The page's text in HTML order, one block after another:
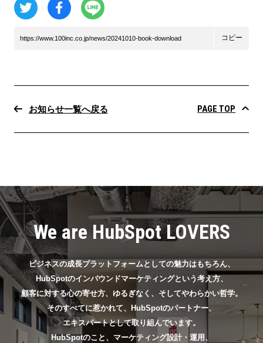
https://www.100inc.co.jp/news/20241010-book-download コピー
お知らせ一覧へ戻る PAGE TOP
We are HubSpot LOVERS
ビジネスの成長プラットフォームとしての魅力はもちろん、
HubSpotのインバウンドマーケティングという考え方、
顧客に対する心の寄せ方、ゆるぎなく、そしてやわらかい哲学。
そのすべてに惹かれて、HubSpotのパートナー、
エキスパートとして取り組んでいます。
HubSpotのこと、マーケティング設計・運用、